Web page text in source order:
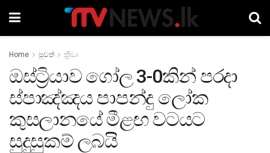
Home පුවත් ක්‍රීඩා
ඔස්ට්‍රියාව ගෝල 3-0කින් පරදා
ස්පාඤ්ඤය පාපන්දු ලෝක
කුසලානයේ මීළඟ වටයට
සුදුසුකම් ලබයි